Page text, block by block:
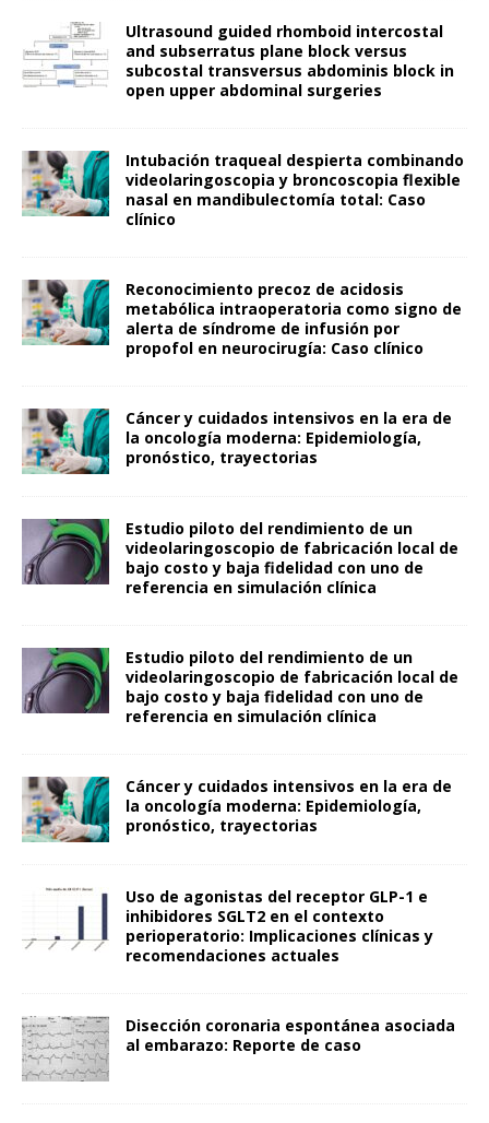
Ultrasound guided rhomboid intercostal
and subserratus plane block versus
subcostal transversus abdominis block in
open upper abdominal surgeries
Intubación traqueal despierta combinando
videolaringoscopia y broncoscopia flexible
nasal en mandibulectomía total: Caso
clínico
Reconocimiento precoz de acidosis
metabólica intraoperatoria como signo de
alerta de síndrome de infusión por
propofol en neurocirugía: Caso clínico
Cáncer y cuidados intensivos en la era de
la oncología moderna: Epidemiología,
pronóstico, trayectorias
Estudio piloto del rendimiento de un
videolaringoscopio de fabricación local de
bajo costo y baja fidelidad con uno de
referencia en simulación clínica
Estudio piloto del rendimiento de un
videolaringoscopio de fabricación local de
bajo costo y baja fidelidad con uno de
referencia en simulación clínica
Cáncer y cuidados intensivos en la era de
la oncología moderna: Epidemiología,
pronóstico, trayectorias
Uso de agonistas del receptor GLP-1 e
inhibidores SGLT2 en el contexto
perioperatorio: Implicaciones clínicas y
recomendaciones actuales
Disección coronaria espontánea asociada
al embarazo: Reporte de caso